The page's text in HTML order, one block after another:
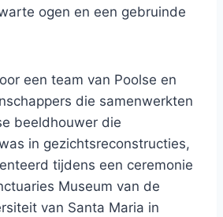
ogen en een gebruinde
een team van Poolse en
die samenwerkten
beeldhouwer die
in gezichtsreconstructies,
tijdens een ceremonie
Museum van de
van Santa Maria in